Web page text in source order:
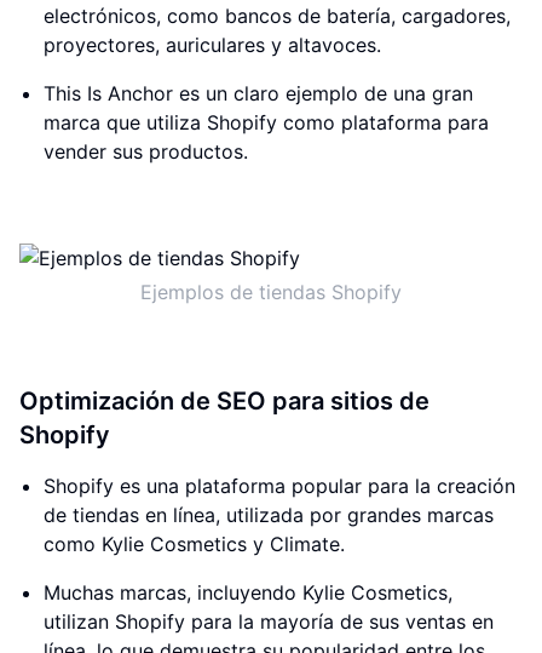
electrónicos, como bancos de batería, cargadores,
proyectores, auriculares y altavoces.
This Is Anchor es un claro ejemplo de una gran
marca que utiliza Shopify como plataforma para
vender sus productos.
Ejemplos de tiendas Shopify
Optimización de SEO para sitios de
Shopify
Shopify es una plataforma popular para la creación
de tiendas en línea, utilizada por grandes marcas
como Kylie Cosmetics y Climate.
Muchas marcas, incluyendo Kylie Cosmetics,
utilizan Shopify para la mayoría de sus ventas en